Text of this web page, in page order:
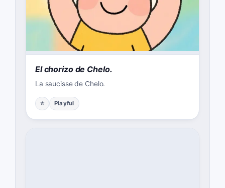
El chorizo de Chelo.
La saucisse de Chelo.
⭐ Playful